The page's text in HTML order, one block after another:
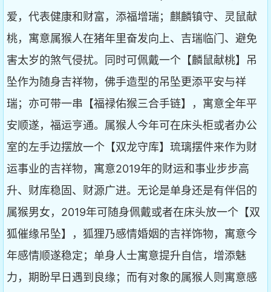
爱，代表健康和财富，添福增瑞；麒麟镇守、灵鼠献
桃，寓意属猴人在猪年里奋发向上、吉瑞临门、避免
害太岁的煞气侵扰。同时可佩戴一个【麟鼠献桃】吊
坠作为随身吉祥物，佛手造型的吊坠更添平安与祥
瑞；亦可带一串【福禄佑猴三合手链】，寓意全年平
安顺遂，福运亨通。属猴人今年可在床头柜或者办公
室的左手边摆放一个【双龙守库】琉璃摆件来作为财
运事业的吉祥物，寓意2019年的财运和事业步步高
升、财库稳固、财源广进。无论是单身还是有伴侣的
属猴男女，2019年可随身佩戴或者在床头放一个【双
狐催缘吊坠】，狐狸乃感情婚姻的吉祥饰物，寓意今
年感情顺遂稳定；单身人士寓意提升自信，增添魅
力，期盼早日遇到良缘；而有对象的属猴人则寓意感